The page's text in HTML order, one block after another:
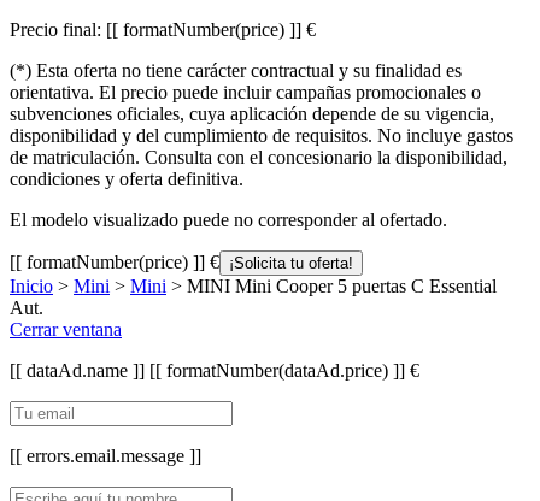
Precio final: [[ formatNumber(price) ]] €
(*) Esta oferta no tiene carácter contractual y su finalidad es
orientativa. El precio puede incluir campañas promocionales o
subvenciones oficiales, cuya aplicación depende de su vigencia,
disponibilidad y del cumplimiento de requisitos. No incluye gastos
de matriculación. Consulta con el concesionario la disponibilidad,
condiciones y oferta definitiva.
El modelo visualizado puede no corresponder al ofertado.
[[ formatNumber(price) ]] € ¡Solicita tu oferta!
Inicio > Mini > Mini > MINI Mini Cooper 5 puertas C Essential
Aut.
Cerrar ventana
[[ dataAd.name ]] [[ formatNumber(dataAd.price) ]] €
[[ errors.email.message ]]